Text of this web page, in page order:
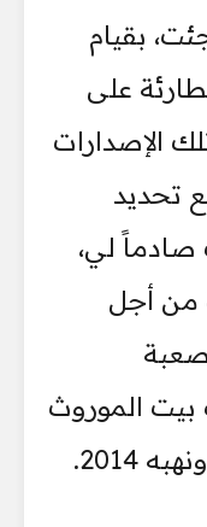
بقيام
على
الإصدارات
تحديد
صادماً لي،
من أجل
الموروث
2014.